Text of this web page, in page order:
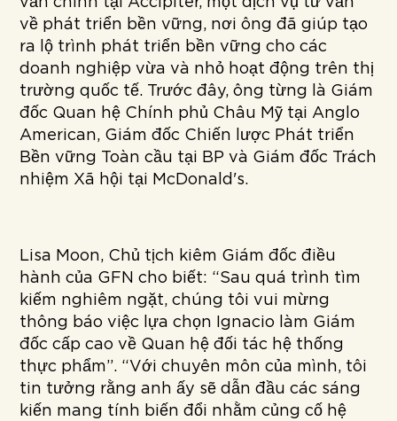
về phát triển bền vững, nơi ông đã giúp tạo
ra lộ trình phát triển bền vững cho các
doanh nghiệp vừa và nhỏ hoạt động trên thị
trường quốc tế. Trước đây, ông từng là Giám
đốc Quan hệ Chính phủ Châu Mỹ tại Anglo
American, Giám đốc Chiến lược Phát triển
Bền vững Toàn cầu tại BP và Giám đốc Trách
nhiệm Xã hội tại McDonald's.
Lisa Moon, Chủ tịch kiêm Giám đốc điều
hành của GFN cho biết: “Sau quá trình tìm
kiếm nghiêm ngặt, chúng tôi vui mừng
thông báo việc lựa chọn Ignacio làm Giám
đốc cấp cao về Quan hệ đối tác hệ thống
thực phẩm”. “Với chuyên môn của mình, tôi
tin tưởng rằng anh ấy sẽ dẫn đầu các sáng
kiến mang tính biến đổi nhằm củng cố hệ